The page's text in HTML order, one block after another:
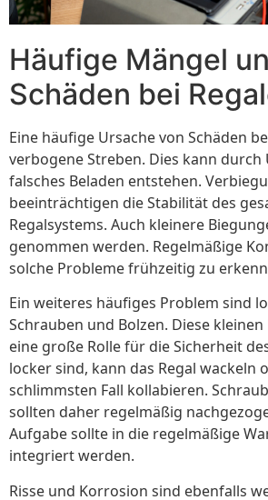
Häufige Mängel
Schäden bei
Eine häufige Ursache von Schäden
verbogene Streben. Dies kann
falsches Beladen entstehen.
beeinträchtigen die Stabilität des
Regalsystems. Auch kleinere
genommen werden. Regelmäßige
solche Probleme frühzeitig zu
Ein weiteres häufiges Problem sind
Schrauben und Bolzen. Diese
eine große Rolle für die Sicherheit
locker sind, kann das Regal wackeln
schlimmsten Fall kollabieren.
sollten daher regelmäßig
Aufgabe sollte in die regelmäßige
integriert werden.
Risse und Korrosion sind ebenfalls